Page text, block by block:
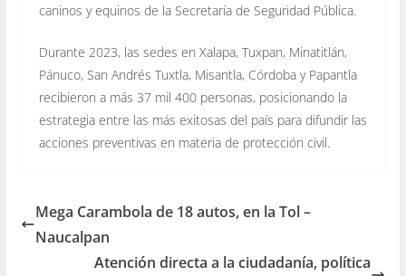
caninos y equinos de la Secretaría de Seguridad Pública.
Durante 2023, las sedes en Xalapa, Tuxpan, Minatitlán,
Pánuco, San Andrés Tuxtla, Misantla, Córdoba y Papantla
recibieron a más 37 mil 400 personas, posicionando la
estrategia entre las más exitosas del país para difundir las
acciones preventivas en materia de protección civil.
Mega Carambola de 18 autos, en la Tol –
Naucalpan
Atención directa a la ciudadanía, política